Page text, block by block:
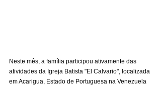
Neste mês, a família participou ativamente das
atividades da Igreja Batista "El Calvario", localizada
em Acarigua, Estado de Portuguesa na Venezuela